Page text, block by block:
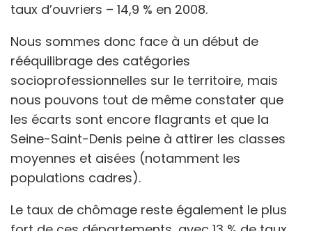
taux d’ouvriers – 14,9 % en 2008.
Nous sommes donc face à un début de
rééquilibrage des catégories
socioprofessionnelles sur le territoire, mais
nous pouvons tout de même constater que
les écarts sont encore flagrants et que la
Seine-Saint-Denis peine à attirer les classes
moyennes et aisées (notamment les
populations cadres).
Le taux de chômage reste également le plus